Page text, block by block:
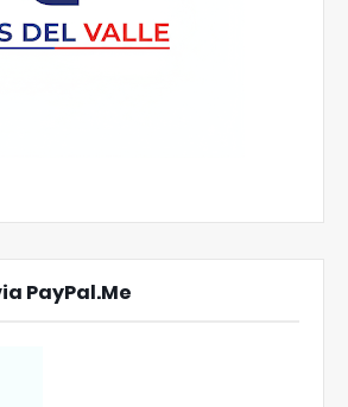
PayPal.Me